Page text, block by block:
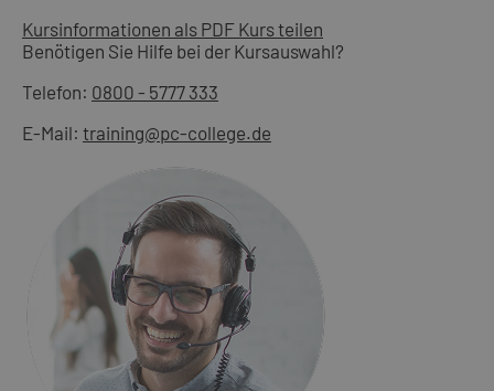
Kursinformationen als PDF Kurs teilen
Benötigen Sie Hilfe bei der Kursauswahl?
Telefon: 0800 - 5777 333
E-Mail: training@pc-college.de